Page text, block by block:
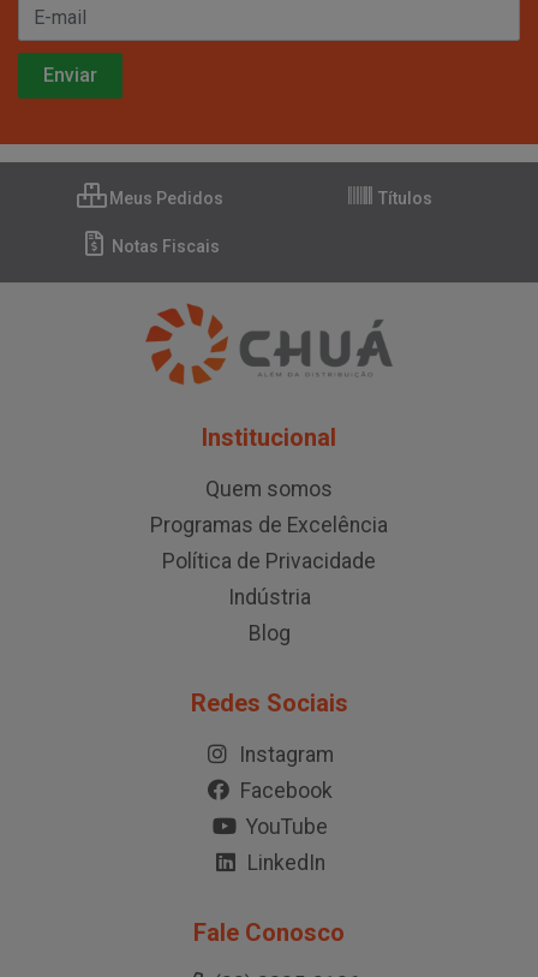
Meus Pedidos Títulos
Notas Fiscais
Institucional
Quem somos
Programas de Excelência
Política de Privacidade
Indústria
Blog
Redes Sociais
Instagram
Facebook
YouTube
LinkedIn
Fale Conosco